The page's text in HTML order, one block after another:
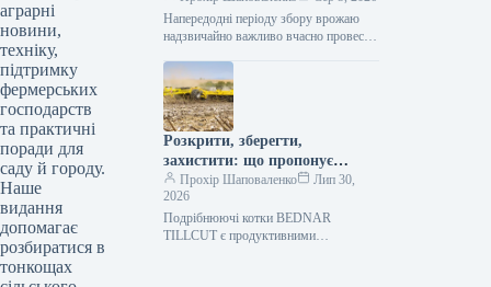
аграрні
новини,
техніку,
підтримку
фермерських
господарств
та практичні
поради для
саду й городу.
Наше
видання
допомагає
розбиратися в
тонкощах
Напередодні періоду збору врожаю
надзвичайно важливо вчасно провести
виконати всі процедури планового
технічного
обслуговування.Оптимальним
вибором є…
Розкрити, зберегти,
захистити: що пропонує
обробка рослинних залишків
котками BEDNAR TILLCUT
Прохір Шаповаленко
Лип 30,
2026
Подрібнюючі котки BEDNAR
TILLCUT є продуктивними